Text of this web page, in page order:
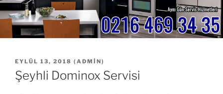
YAYIM
TARIHI
EYLÜL 13, 2018 ( ADMIN)
Şeyhli Dominox Servisi